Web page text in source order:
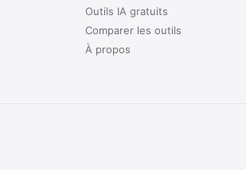
Outils IA gratuits
Comparer les outils
À propos